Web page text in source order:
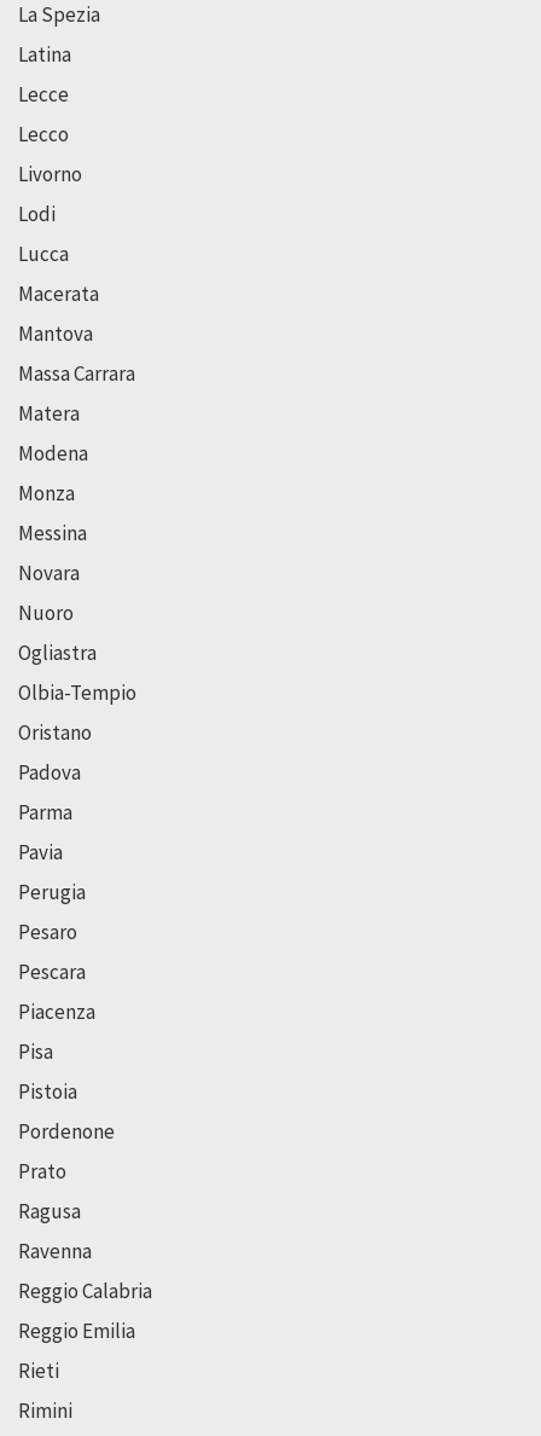
La Spezia
Latina
Lecce
Lecco
Livorno
Lodi
Lucca
Macerata
Mantova
Massa Carrara
Matera
Modena
Monza
Messina
Novara
Nuoro
Ogliastra
Olbia-Tempio
Oristano
Padova
Parma
Pavia
Perugia
Pesaro
Pescara
Piacenza
Pisa
Pistoia
Pordenone
Prato
Ragusa
Ravenna
Reggio Calabria
Reggio Emilia
Rieti
Rimini